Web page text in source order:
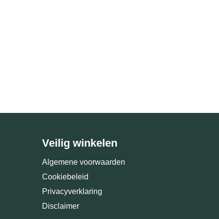
Veilig winkelen
Algemene voorwaarden
Cookiebeleid
Privacyverklaring
Disclaimer